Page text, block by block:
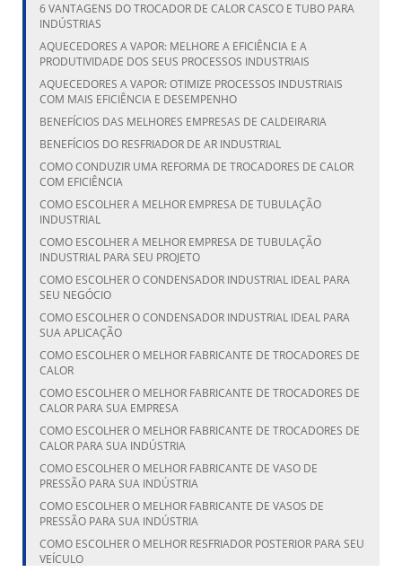
6 VANTAGENS DO TROCADOR DE CALOR CASCO E TUBO PARA
INDÚSTRIAS
AQUECEDORES A VAPOR: MELHORE A EFICIÊNCIA E A
PRODUTIVIDADE DOS SEUS PROCESSOS INDUSTRIAIS
AQUECEDORES A VAPOR: OTIMIZE PROCESSOS INDUSTRIAIS
COM MAIS EFICIÊNCIA E DESEMPENHO
BENEFÍCIOS DAS MELHORES EMPRESAS DE CALDEIRARIA
BENEFÍCIOS DO RESFRIADOR DE AR INDUSTRIAL
COMO CONDUZIR UMA REFORMA DE TROCADORES DE CALOR
COM EFICIÊNCIA
COMO ESCOLHER A MELHOR EMPRESA DE TUBULAÇÃO
INDUSTRIAL
COMO ESCOLHER A MELHOR EMPRESA DE TUBULAÇÃO
INDUSTRIAL PARA SEU PROJETO
COMO ESCOLHER O CONDENSADOR INDUSTRIAL IDEAL PARA
SEU NEGÓCIO
COMO ESCOLHER O CONDENSADOR INDUSTRIAL IDEAL PARA
SUA APLICAÇÃO
COMO ESCOLHER O MELHOR FABRICANTE DE TROCADORES DE
CALOR
COMO ESCOLHER O MELHOR FABRICANTE DE TROCADORES DE
CALOR PARA SUA EMPRESA
COMO ESCOLHER O MELHOR FABRICANTE DE TROCADORES DE
CALOR PARA SUA INDÚSTRIA
COMO ESCOLHER O MELHOR FABRICANTE DE VASO DE
PRESSÃO PARA SUA INDÚSTRIA
COMO ESCOLHER O MELHOR FABRICANTE DE VASOS DE
PRESSÃO PARA SUA INDÚSTRIA
COMO ESCOLHER O MELHOR RESFRIADOR POSTERIOR PARA SEU
VEÍCULO